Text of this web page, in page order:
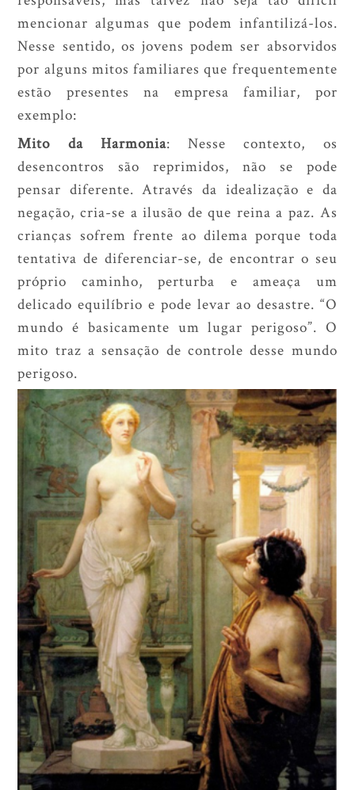
mencionar algumas que podem infantilizá-los.
Nesse sentido, os jovens podem ser absorvidos
por alguns mitos familiares que frequentemente
estão presentes na empresa familiar, por
exemplo:
Mito da Harmonia: Nesse contexto, os
desencontros são reprimidos, não se pode
pensar diferente. Através da idealização e da
negação, cria-se a ilusão de que reina a paz. As
crianças sofrem frente ao dilema porque toda
tentativa de diferenciar-se, de encontrar o seu
próprio caminho, perturba e ameaça um
delicado equilíbrio e pode levar ao desastre. “O
mundo é basicamente um lugar perigoso”. O
mito traz a sensação de controle desse mundo
perigoso.